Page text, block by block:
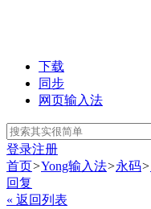
下载
同步
网页输入法
登录注册
首页>Yong输入法>永码>
回复
« 返回列表